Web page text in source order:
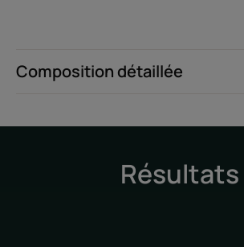
Avantage de la texture
Une texture iconique avec des Biosphères
Un parfum frais et vivifiant aux notes
Composition détaillée
Résultats